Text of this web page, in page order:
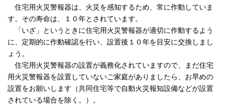
住宅用火災警報器は、火災を感知するため、常に作動していま
す。その寿命は、１０年とされています。
「いざ」というときに住宅用火災警報器が適切に作動するよう
に、定期的に作動確認を行い、設置後１０年を目安に交換しまし
ょう。
住宅用火災警報器の設置が義務化されていますので、まだ住宅
用火災警報器を設置していないご家庭がありましたら、お早めの
設置をお願いします（共同住宅等で自動火災報知設備などが設置
されている場合を除く。）。